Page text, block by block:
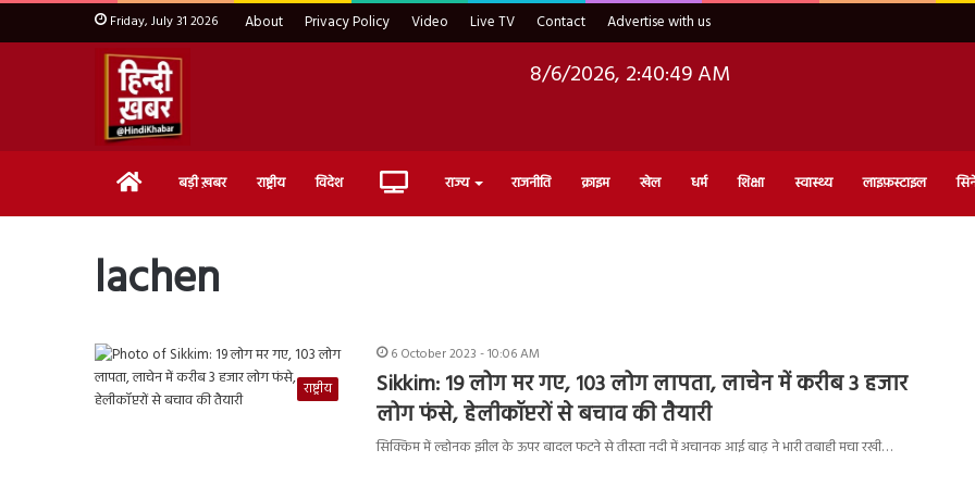
Friday, July 31 2026 About Privacy Policy Video Live TV Contact Advertise with us
8/6/2026, 2:40:50 AM
Home बड़ी ख़बर राष्ट्रीय विदेश Live राज्य राजनीति क्राइम खेल धर्म शिक्षा स्वास्थ्य लाइफ़स्टाइल
lachen
राष्ट्रीय
6 October 2023 - 10:06 AM
Sikkim: 19 लोग मर गए, 103 लोग लापता, लाचेन में करीब 3 हजार
लोग फंसे, हेलीकॉप्टरों से बचाव की तैयारी
सिक्किम में ल्होनक झील के ऊपर बादल फटने से तीस्ता नदी में अचानक आई बाढ़ ने भारी तबाही मचा रखी…